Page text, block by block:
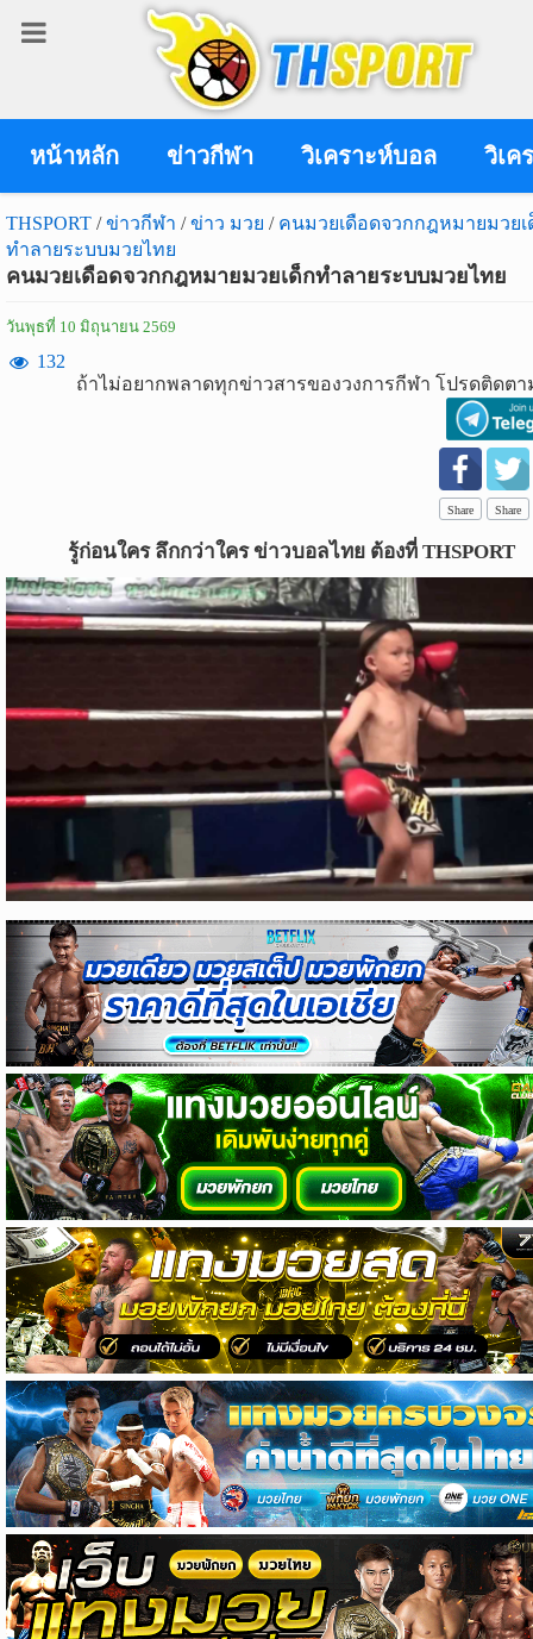
หน้าหลัก ข่าวกีฬา วิเคราะห์บอล วิเค
THSPORT / ข่าวกีฬา / ข่าว มวย / คนมวยเดือดจวกกฎหมายมวยเ
ทำลายระบบมวยไทย
คนมวยเดือดจวกกฎหมายมวยเด็กทำลายระบบมวยไทย
วันพุธที่ 10 มิถุนายน 2569
132
ถ้าไม่อยากพลาดทุกข่าวสารของวงการกีฬา โปรดติดตา
Share Share
รู้ก่อนใคร ลึกกว่าใคร ข่าวบอลไทย ต้องที่ THSPORT
เข้า
เข้าสู่ระบบ
เข้าสู่ระบบด้วย facebook
สมัคร
สมาชิก
บอล
ไทย
ต่าง
ข่าว
ข่าว
NFL
คอ
ลัม
นิ
สต์
วิเคราะห์
บอล
วิเคราะห์
NFL
วิเคราะห์
NBA
ทีเด็ด
บอล
แกล
ล
อรี่
สาว
งาม